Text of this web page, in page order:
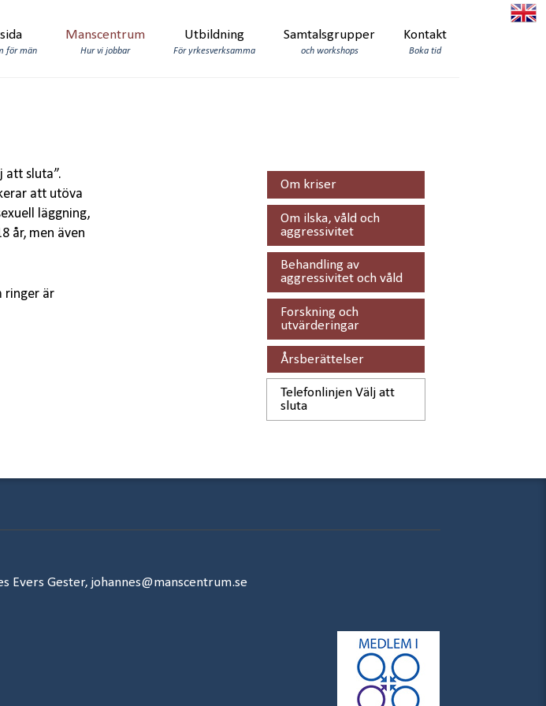
för män
Manscentrum
Hur vi jobbar
Utbildning
För yrkesverksamma
Samtalsgrupper
och workshops
Kontakt
Boka tid
Om kriser
Om ilska, våld och
aggressivitet
Behandling av
aggressivitet och våld
Forskning och
utvärderingar
Årsberättelser
Telefonlinjen Välj att
sluta
att sluta”.
att utöva
läggning,
år, men även
ringer är
Evers Gester, johannes@manscentrum.se